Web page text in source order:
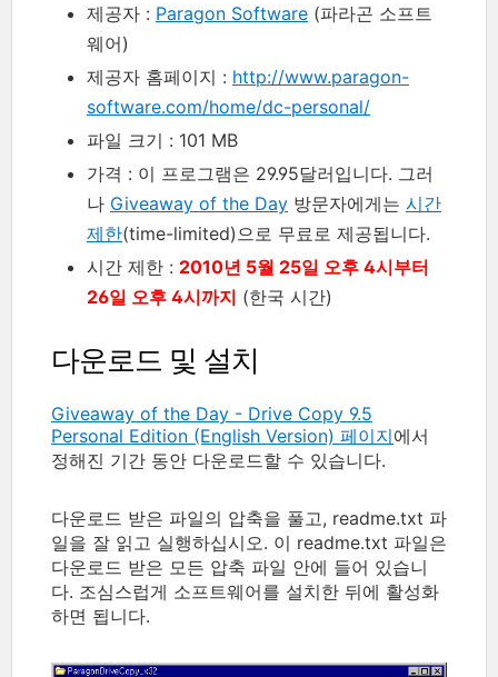
제공자 : Paragon Software (파라곤 소프트
웨어)
제공자 홈페이지 : http://www.paragon-
software.com/home/dc-personal/
파일 크기 : 101 MB
가격 : 이 프로그램은 29.95달러입니다. 그러
나 Giveaway of the Day 방문자에게는 시간
제한(time-limited)으로 무료로 제공됩니다.
시간 제한 : 2010년 5월 25일 오후 4시부터
26일 오후 4시까지 (한국 시간)
다운로드 및 설치
Giveaway of the Day - Drive Copy 9.5
Personal Edition (English Version) 페이지에서
정해진 기간 동안 다운로드할 수 있습니다.
다운로드 받은 파일의 압축을 풀고, readme.txt 파
일을 잘 읽고 실행하십시오. 이 readme.txt 파일은
다운로드 받은 모든 압축 파일 안에 들어 있습니
다. 조심스럽게 소프트웨어를 설치한 뒤에 활성화
하면 됩니다.